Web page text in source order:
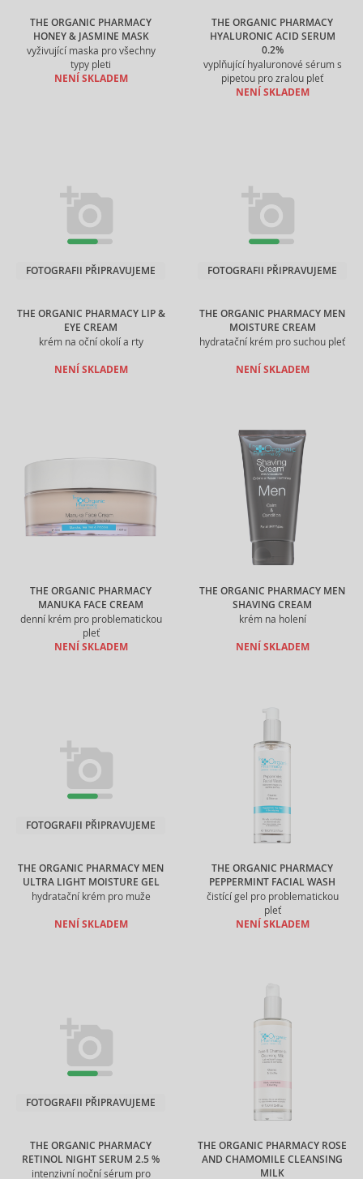
THE ORGANIC PHARMACY
HONEY & JASMINE MASK
vyživující maska pro všechny
typy pleti
NENÍ SKLADEM
THE ORGANIC PHARMACY
HYALURONIC ACID SERUM
0.2%
vyplňující hyaluronové sérum s
pipetou pro zralou pleť
NENÍ SKLADEM
THE ORGANIC PHARMACY LIP &
EYE CREAM
krém na oční okolí a rty
FOTOGRAFII PŘIPRAVUJEME
NENÍ SKLADEM
THE ORGANIC PHARMACY MEN
MOISTURE CREAM
hydratační krém pro suchou pleť
FOTOGRAFII PŘIPRAVUJEME
NENÍ SKLADEM
THE ORGANIC PHARMACY
MANUKA FACE CREAM
denní krém pro problematickou
pleť
NENÍ SKLADEM
THE ORGANIC PHARMACY MEN
SHAVING CREAM
krém na holení
NENÍ SKLADEM
THE ORGANIC PHARMACY MEN
ULTRA LIGHT MOISTURE GEL
hydratační krém pro muže
FOTOGRAFII PŘIPRAVUJEME
NENÍ SKLADEM
THE ORGANIC PHARMACY
PEPPERMINT FACIAL WASH
čistící gel pro problematickou
pleť
NENÍ SKLADEM
THE ORGANIC PHARMACY
RETINOL NIGHT SERUM 2.5 %
intenzivní noční sérum pro
FOTOGRAFII PŘIPRAVUJEME
THE ORGANIC PHARMACY ROSE
AND CHAMOMILE CLEANSING
MILK